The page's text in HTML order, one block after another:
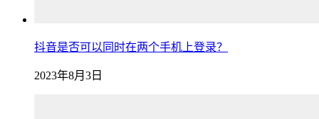
抖音是否可以同时在两个手机上登录？
2023年8月3日